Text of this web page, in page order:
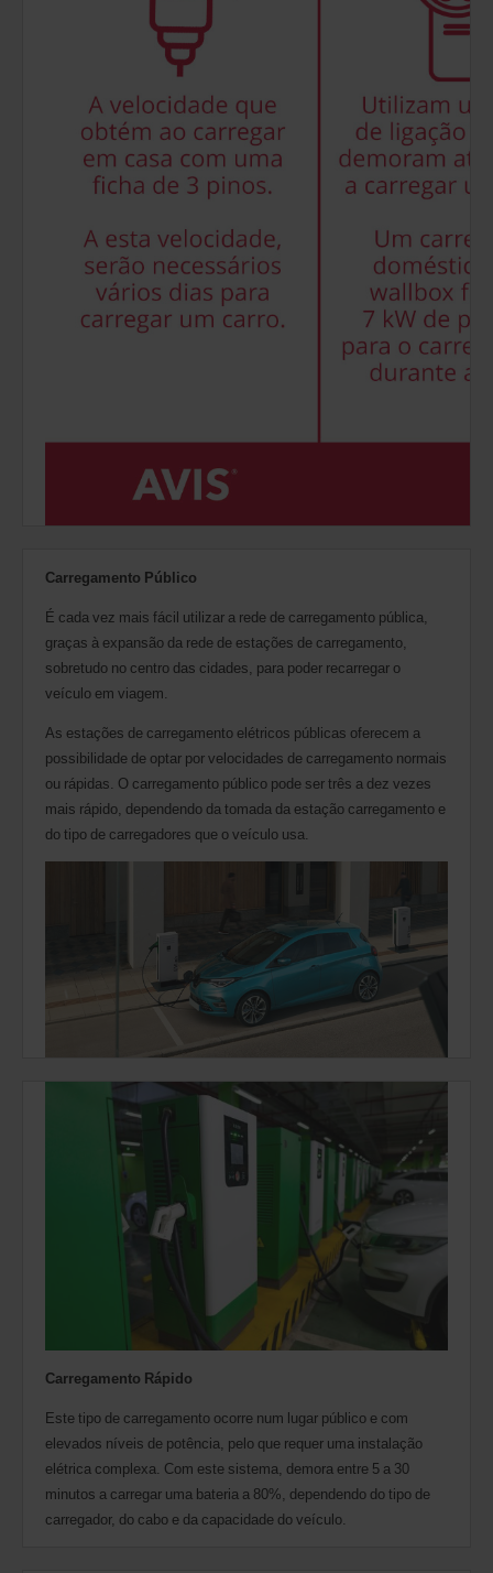
Carregamento Público
É cada vez mais fácil utilizar a rede de carregamento pública,
graças à expansão da rede de estações de carregamento,
sobretudo no centro das cidades, para poder recarregar o
veículo em viagem.
As estações de carregamento elétricos públicas oferecem a
possibilidade de optar por velocidades de carregamento normais
ou rápidas. O carregamento público pode ser três a dez vezes
mais rápido, dependendo da tomada da estação carregamento e
do tipo de carregadores que o veículo usa.
Carregamento Rápido
Este tipo de carregamento ocorre num lugar público e com
elevados níveis de potência, pelo que requer uma instalação
elétrica complexa. Com este sistema, demora entre 5 a 30
minutos a carregar uma bateria a 80%, dependendo do tipo de
carregador, do cabo e da capacidade do veículo.